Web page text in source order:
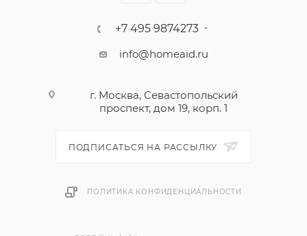
+7 495 9874273
info@homeaid.ru
г. Москва, Севастопольский
проспект, дом 19, корп. 1
ПОДПИСАТЬСЯ НА РАССЫЛКУ
ПОЛИТИКА КОНФИДЕНЦИАЛЬНОСТИ